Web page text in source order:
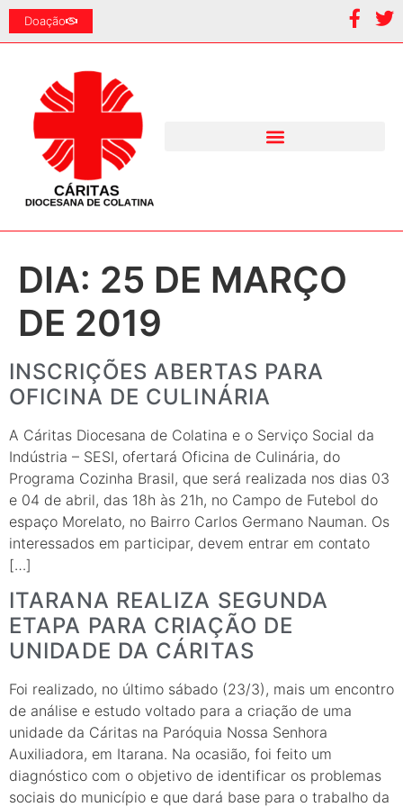
Doação
DIA: 25 DE MARÇO
DE 2019
INSCRIÇÕES ABERTAS PARA
OFICINA DE CULINÁRIA
A Cáritas Diocesana de Colatina e o Serviço Social da
Indústria – SESI, ofertará Oficina de Culinária, do
Programa Cozinha Brasil, que será realizada nos dias 03
e 04 de abril, das 18h às 21h, no Campo de Futebol do
espaço Morelato, no Bairro Carlos Germano Nauman. Os
interessados em participar, devem entrar em contato
[…]
ITARANA REALIZA SEGUNDA
ETAPA PARA CRIAÇÃO DE
UNIDADE DA CÁRITAS
Foi realizado, no último sábado (23/3), mais um encontro
de análise e estudo voltado para a criação de uma
unidade da Cáritas na Paróquia Nossa Senhora
Auxiliadora, em Itarana. Na ocasião, foi feito um
diagnóstico com o objetivo de identificar os problemas
sociais do município e que dará base para o trabalho da